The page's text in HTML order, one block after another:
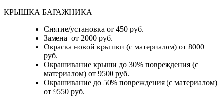
КРЫШКА БАГАЖНИКА
Снятие/установка от 450 руб.
Замена от 2000 руб.
Окраска новой крышки (с материалом) от 8000
руб.
Окрашивание крыши до 30% повреждения (с
материалом) от 9500 руб.
Окрашивание до 50% повреждения (с материалом)
от 9550 руб.